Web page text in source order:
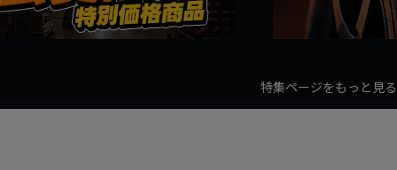
特集ページをもっと見る